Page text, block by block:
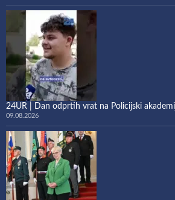
24UR | Dan odprtih vrat na Policijski
09.08.2026